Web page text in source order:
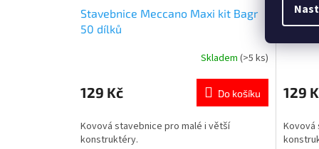
Stavebnice Meccano Maxi kit Bagr
50 dílků
produktu
je
z
5
Skladem (>5 ks)
129 Kč Do košíku
Kovová stavebnice pro malé i větší
konstruktéry.
je
z
5
129
Kovová